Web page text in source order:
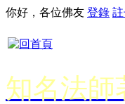
你好，各位佛友 登錄
知名法師